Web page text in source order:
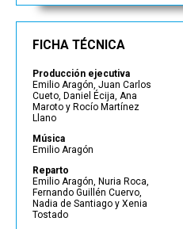
FICHA TÉCNICA
Producción ejecutiva
Emilio Aragón, Juan Carlos
Cueto, Daniel Écija, Ana
Maroto y Rocío Martínez
Llano
Música
Emilio Aragón
Reparto
Emilio Aragón, Nuria Roca,
Fernando Guillén Cuervo,
Nadia de Santiago y Xenia
Tostado